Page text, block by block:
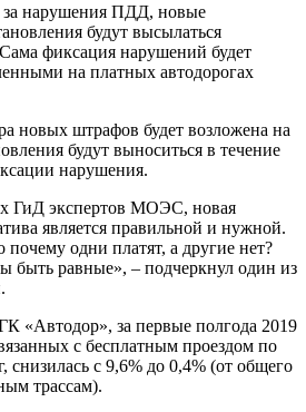
нарушения ПДД, новые
будут высылаться
фиксация нарушений будет
на платных автодорогах
новых штрафов будет возложена на
будут выноситься в течение
нарушения.
ГиД экспертов МОЭС, новая
является правильной и нужной.
почему одни платят, а другие нет?
быть равные», – подчеркнул один из
«Автодор», за первые полгода 2019
с бесплатным проездом по
снизилась с 9,6% до 0,4% (от общего
трассам).